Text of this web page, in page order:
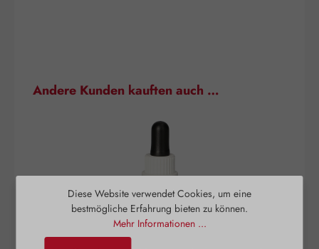
Produktgalerie überspringen
Andere Kunden kauften auch …
Diese Website verwendet Cookies, um eine
bestmögliche Erfahrung bieten zu können.
Mehr Informationen ...